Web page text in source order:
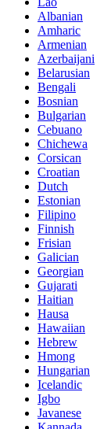
Albanian
Amharic
Armenian
Azerbaijani
Belarusian
Bengali
Bosnian
Bulgarian
Cebuano
Chichewa
Corsican
Croatian
Dutch
Estonian
Filipino
Finnish
Frisian
Galician
Georgian
Gujarati
Haitian
Hausa
Hawaiian
Hebrew
Hmong
Hungarian
Icelandic
Igbo
Javanese